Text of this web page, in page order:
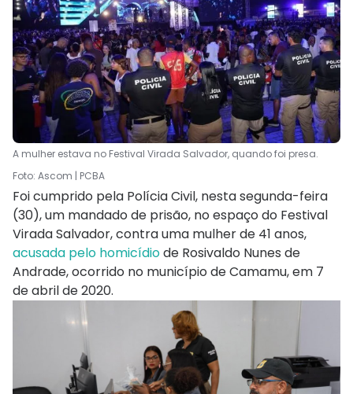
A mulher estava no Festival Virada Salvador, quando foi presa.
Foto: Ascom | PCBA
Foi cumprido pela Polícia Civil, nesta segunda-feira
(30), um mandado de prisão, no espaço do Festival
Virada Salvador, contra uma mulher de 41 anos,
acusada pelo homicídiode Rosivaldo Nunes de
Andrade, ocorrido no município de Camamu, em 7
de abril de 2020.